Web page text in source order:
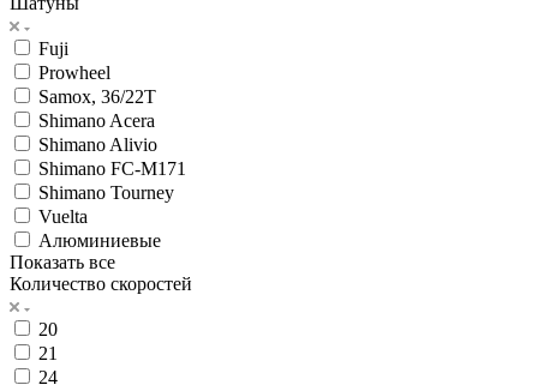
Fuji
Prowheel
Samox, 36/22T
Shimano Acera
Shimano Alivio
Shimano FC-M171
Shimano Tourney
Vuelta
Алюминиевые
Показать все
Количество скоростей
20
21
24